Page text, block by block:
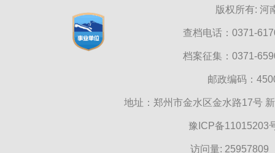
版权所有: 河
查档电话：0371-
档案征集：0371-
邮政编码：
地址：郑州市金水区金水路17号
豫ICP备11015203
访问量: 25957809